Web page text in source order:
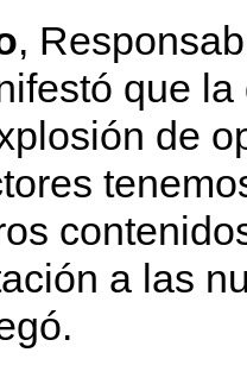
,
que
de
a las